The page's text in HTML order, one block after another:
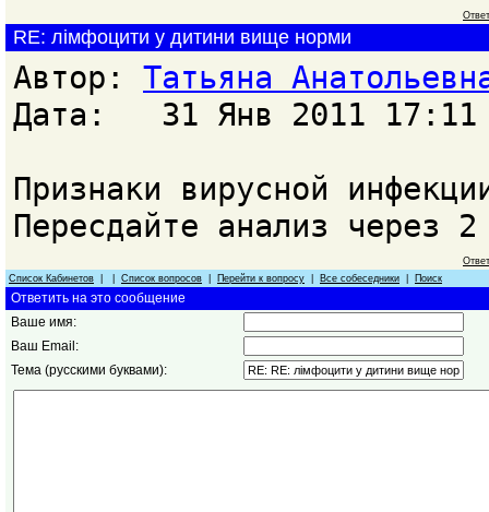
RE: лімфоцити у дитини вище норми
Автор: Татьяна
Дата: 31 Янв 2011 17:11
Признаки вирусной
Пересдайте анализ через
Список Кабинетов
Список вопросов Перейти к вопросу Все собеседники Поиск
Ответить на это сообщение
Ваше имя:
Ваш Email:
Тема (русскими буквами):